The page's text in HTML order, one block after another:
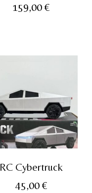
159,00€
RC Cybertruck
45,00 €